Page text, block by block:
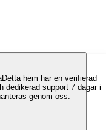
Detta hem har en verifierad
dedikerad support 7 dagar i
genom oss.